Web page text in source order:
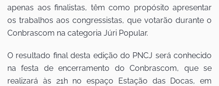
apenas aos finalistas, têm como propósito apresentar
os trabalhos aos congressistas, que votarão durante o
Conbrascom na categoria Júri Popular.
O resultado final desta edição do PNCJ será conhecido
na festa de encerramento do Conbrascom, que se
realizará às 21h no espaço Estação das Docas, em